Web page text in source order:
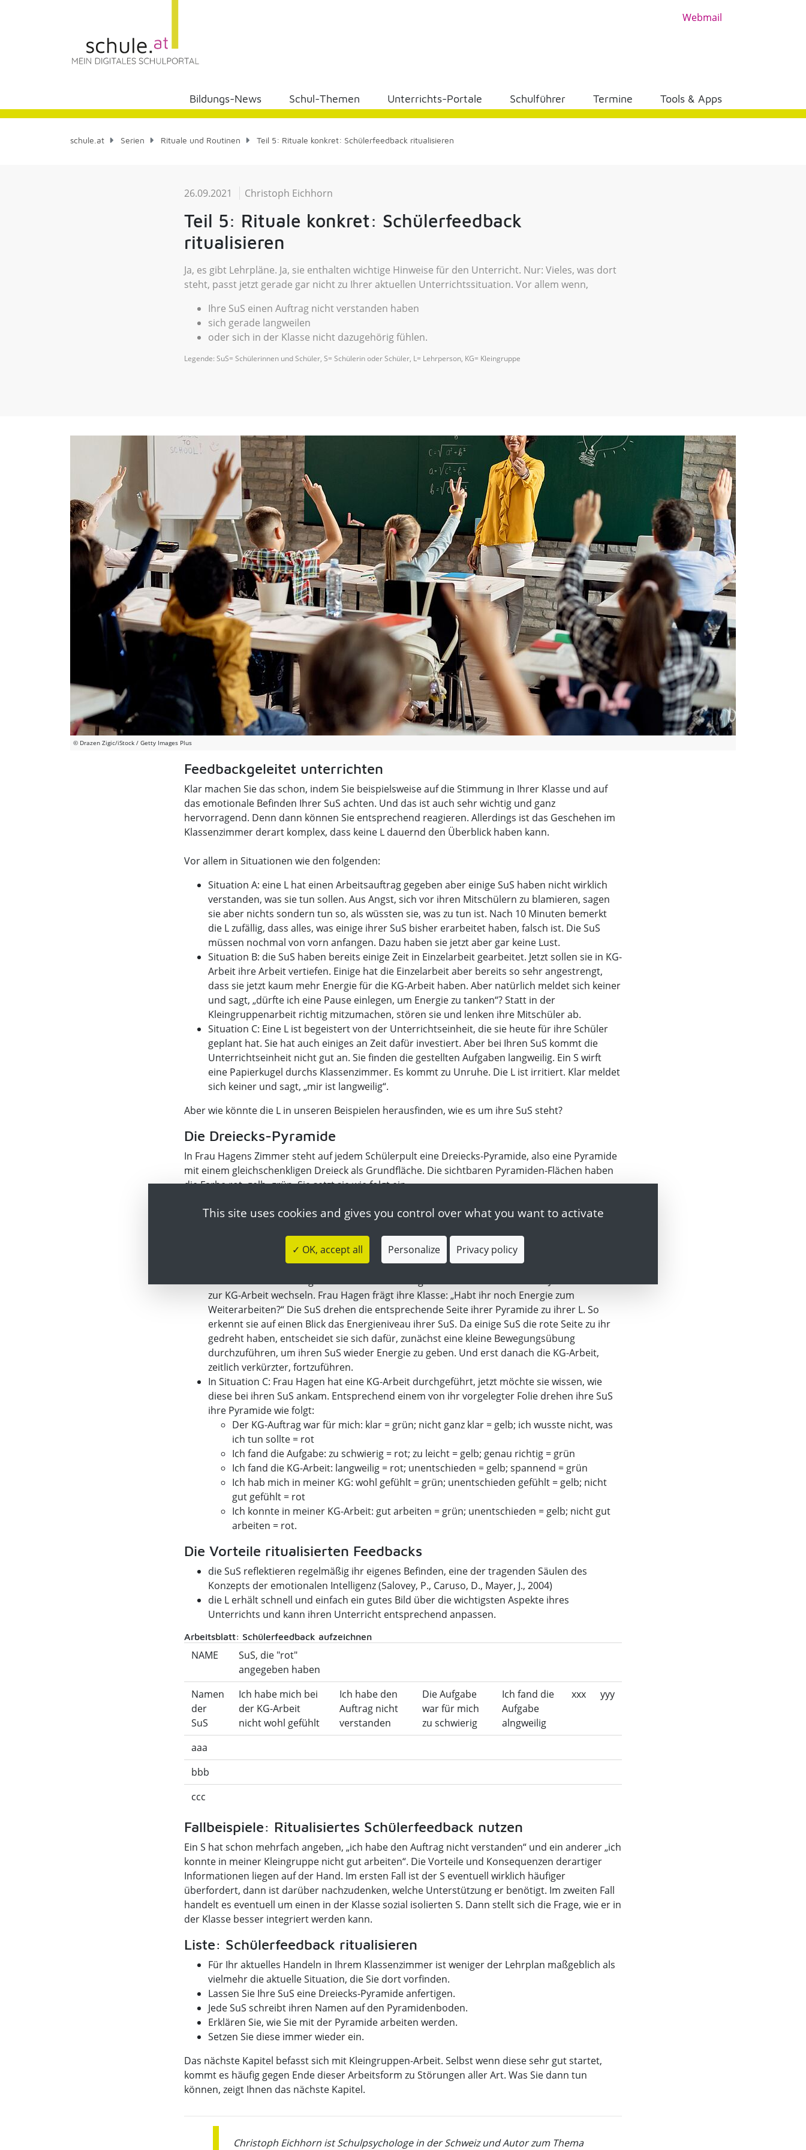
Webmail
Bildungs-News Schul-Themen Unterrichts-Portale Schulführer Termine Tools & Apps
schule.at Serien Rituale und Routinen Teil 5: Rituale konkret: Schülerfeedback ritualisieren
26.09.2021 Christoph Eichhorn
Teil 5: Rituale konkret: Schülerfeedback
ritualisieren
Ja, es gibt Lehrpläne. Ja, sie enthalten wichtige Hinweise für den Unterricht. Nur: Vieles, was dort
steht, passt jetzt gerade gar nicht zu Ihrer aktuellen Unterrichtssituation. Vor allem wenn,
Ihre SuS einen Auftrag nicht verstanden haben
sich gerade langweilen
oder sich in der Klasse nicht dazugehörig fühlen.
Legende: SuS= Schülerinnen und Schüler, S= Schülerin oder Schüler, L= Lehrperson, KG= Kleingruppe
© Drazen Zigic/iStock / Getty Images Plus
Feedbackgeleitet unterrichten
Klar machen Sie das schon, indem Sie beispielsweise auf die Stimmung in Ihrer Klasse und auf
das emotionale Befinden Ihrer SuS achten. Und das ist auch sehr wichtig und ganz
hervorragend. Denn dann können Sie entsprechend reagieren. Allerdings ist das Geschehen im
Klassenzimmer derart komplex, dass keine L dauernd den Überblick haben kann.
Vor allem in Situationen wie den folgenden:
Situation A: eine L hat einen Arbeitsauftrag gegeben aber einige SuS haben nicht wirklich
verstanden, was sie tun sollen. Aus Angst, sich vor ihren Mitschülern zu blamieren, sagen
sie aber nichts sondern tun so, als wüssten sie, was zu tun ist. Nach 10 Minuten bemerkt
die L zufällig, dass alles, was einige ihrer SuS bisher erarbeitet haben, falsch ist. Die SuS
müssen nochmal von vorn anfangen. Dazu haben sie jetzt aber gar keine Lust.
Situation B: die SuS haben bereits einige Zeit in Einzelarbeit gearbeitet. Jetzt sollen sie in KG-
Arbeit ihre Arbeit vertiefen. Einige hat die Einzelarbeit aber bereits so sehr angestrengt,
dass sie jetzt kaum mehr Energie für die KG-Arbeit haben. Aber natürlich meldet sich keiner
und sagt, „dürfte ich eine Pause einlegen, um Energie zu tanken“? Statt in der
Kleingruppenarbeit richtig mitzumachen, stören sie und lenken ihre Mitschüler ab.
Situation C: Eine L ist begeistert von der Unterrichtseinheit, die sie heute für ihre Schüler
geplant hat. Sie hat auch einiges an Zeit dafür investiert. Aber bei Ihren SuS kommt die
Unterrichtseinheit nicht gut an. Sie finden die gestellten Aufgaben langweilig. Ein S wirft
eine Papierkugel durchs Klassenzimmer. Es kommt zu Unruhe. Die L ist irritiert. Klar meldet
sich keiner und sagt, „mir ist langweilig“.
Aber wie könnte die L in unseren Beispielen herausfinden, wie es um ihre SuS steht?
Die Dreiecks-Pyramide
In Frau Hagens Zimmer steht auf jedem Schülerpult eine Dreiecks-Pyramide, also eine Pyramide
mit einem gleichschenkligen Dreieck als Grundfläche. Die sichtbaren Pyramiden-Flächen haben
die Farbe rot, gelb, grün. Sie setzt sie wie folgt ein.
In Situation A: Wenn ein S einen Auftrag gut verstanden hat, und keine Hilfe braucht, dreht
er die grüne Seite seiner Pyramide zur L hin. Das bedeutet, „ich komme gut klar“. Gelb
bedeutet, „ich versuche es weiter“ oder „ich glaube, ich schaffe es doch noch“. Wendet ein S
die rote Seite der Pyramide zur Lehrperson dreht, bedeutet das, „ich komme nicht mehr
weiter, bitte helfen Sie mir“.
zur KG-Arbeit wechseln. Frau Hagen frägt ihre Klasse: „Habt ihr noch Energie zum
Weiterarbeiten?“ Die SuS drehen die entsprechende Seite ihrer Pyramide zu ihrer L. So
erkennt sie auf einen Blick das Energieniveau ihrer SuS. Da einige SuS die rote Seite zu ihr
gedreht haben, entscheidet sie sich dafür, zunächst eine kleine Bewegungsübung
durchzuführen, um ihren SuS wieder Energie zu geben. Und erst danach die KG-Arbeit,
zeitlich verkürzter, fortzuführen.
In Situation C: Frau Hagen hat eine KG-Arbeit durchgeführt, jetzt möchte sie wissen, wie
diese bei ihren SuS ankam. Entsprechend einem von ihr vorgelegter Folie drehen ihre SuS
ihre Pyramide wie folgt:
Der KG-Auftrag war für mich: klar = grün; nicht ganz klar = gelb; ich wusste nicht, was
ich tun sollte = rot
Ich fand die Aufgabe: zu schwierig = rot; zu leicht = gelb; genau richtig = grün
Ich fand die KG-Arbeit: langweilig = rot; unentschieden = gelb; spannend = grün
Ich hab mich in meiner KG: wohl gefühlt = grün; unentschieden gefühlt = gelb; nicht
gut gefühlt = rot
Ich konnte in meiner KG-Arbeit: gut arbeiten = grün; unentschieden = gelb; nicht gut
arbeiten = rot.
Die Vorteile ritualisierten Feedbacks
die SuS reflektieren regelmäßig ihr eigenes Befinden, eine der tragenden Säulen des
Konzepts der emotionalen Intelligenz (Salovey, P., Caruso, D., Mayer, J., 2004)
die L erhält schnell und einfach ein gutes Bild über die wichtigsten Aspekte ihres
Unterrichts und kann ihren Unterricht entsprechend anpassen.
Arbeitsblatt: Schülerfeedback aufzeichnen
NAME
SuS, die "rot"
angegeben haben
Namen
der
SuS
Ich habe mich bei
der KG-Arbeit
nicht wohl gefühlt
Ich habe den
Auftrag nicht
verstanden
Die Aufgabe
war für mich
zu schwierig
Ich fand die
Aufgabe
alngweilig
xxx yyy
aaa
bbb
ccc
Fallbeispiele: Ritualisiertes Schülerfeedback nutzen
Ein S hat schon mehrfach angeben, „ich habe den Auftrag nicht verstanden“ und ein anderer „ich
konnte in meiner Kleingruppe nicht gut arbeiten“. Die Vorteile und Konsequenzen derartiger
Informationen liegen auf der Hand. Im ersten Fall ist der S eventuell wirklich häufiger
überfordert, dann ist darüber nachzudenken, welche Unterstützung er benötigt. Im zweiten Fall
handelt es eventuell um einen in der Klasse sozial isolierten S. Dann stellt sich die Frage, wie er in
der Klasse besser integriert werden kann.
Liste: Schülerfeedback ritualisieren
Für Ihr aktuelles Handeln in Ihrem Klassenzimmer ist weniger der Lehrplan maßgeblich als
vielmehr die aktuelle Situation, die Sie dort vorfinden.
Lassen Sie Ihre SuS eine Dreiecks-Pyramide anfertigen.
Jede SuS schreibt ihren Namen auf den Pyramidenboden.
Erklären Sie, wie Sie mit der Pyramide arbeiten werden.
Setzen Sie diese immer wieder ein.
Das nächste Kapitel befasst sich mit Kleingruppen-Arbeit. Selbst wenn diese sehr gut startet,
kommt es häufig gegen Ende dieser Arbeitsform zu Störungen aller Art. Was Sie dann tun
können, zeigt Ihnen das nächste Kapitel.
Christoph Eichhorn ist Schulpsychologe in der Schweiz und Autor zum Thema
This site uses cookies and gives you control over what you want to activate
✓ OK, accept all Personalize Privacy policy